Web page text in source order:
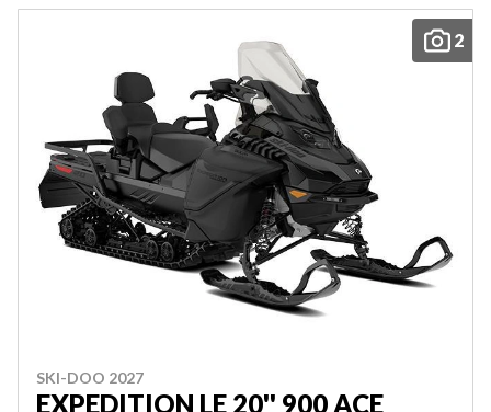
2
SKI-DOO 2027
EXPEDITION LE 20'' 900 ACE